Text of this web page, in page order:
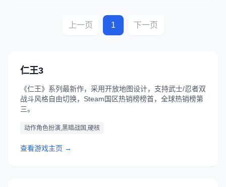
上一页 1 下一页
仁王3
《仁王》系列最新作，采用开放地图设计，支持武士/忍者双
战斗风格自由切换，Steam国区热销榜榜首，全球热销榜第
三。
动作角色扮演,黑暗战国,硬核
查看游戏主页 →